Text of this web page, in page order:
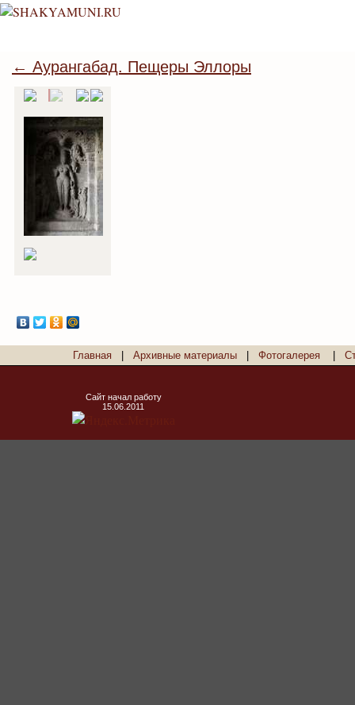
← Аурангабад. Пещеры Эллоры
Главная Архивные материалы Фотогалерея
Сайт начал работу
15.06.2011